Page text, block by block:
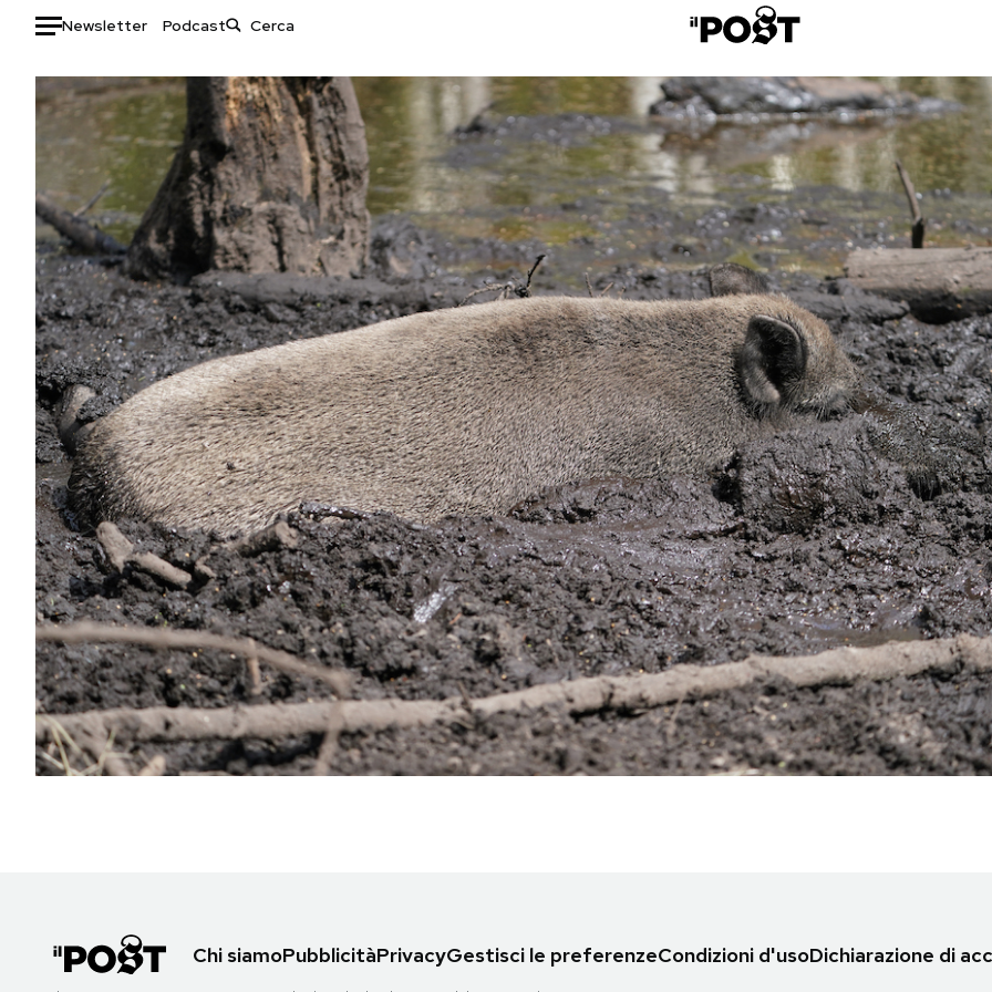
Newsletter Podcast
Auto
HOME
Italia
Mondo
Politica
Tecnologia
Internet
Scienza
Cultura
Economia
Sport
Moda
Libri
Consumismi
Storie/Idee
Ok Boomer!
Media
Europa
Altrecose
Mondiali calcio 2026
PODCAST
NEWSLETTER
I MIEI PREFERITI
SHOP
Area Personale
Newsletter
Chi siamoPubblicitàPrivacyGestisci le preferenzeCondizioni d'usoDichiarazione di